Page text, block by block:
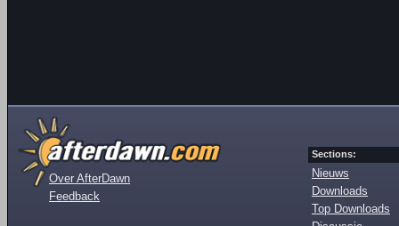
Over AfterDawn
Feedback
Sections:
Nieuws
Downloads
Top Downloads